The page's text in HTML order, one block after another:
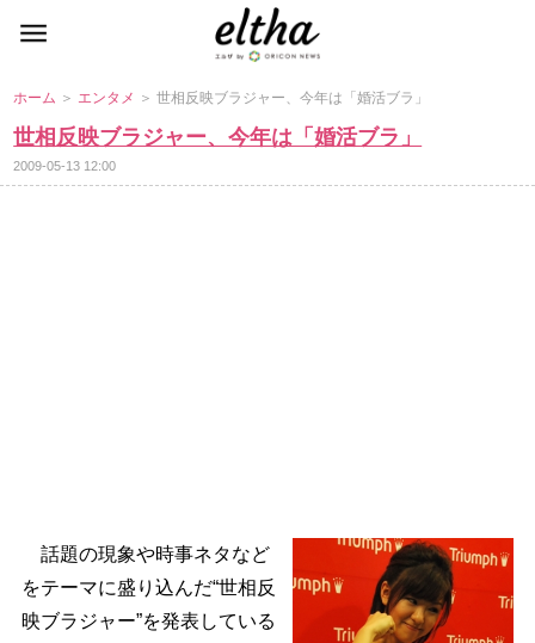
ホーム ＞ エンタメ ＞ 世相反映ブラジャー、今年は「婚活ブラ」
世相反映ブラジャー、今年は「婚活ブラ」
2009-05-13 12:00
話題の現象や時事ネタなど
をテーマに盛り込んだ“世相反
映ブラジャー”を発表している